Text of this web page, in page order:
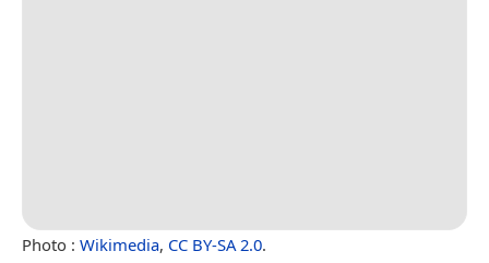
Photo : Wikimedia, CC BY-SA 2.0.